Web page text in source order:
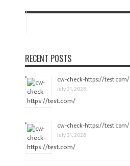
RECENT POSTS
cw-check-https://test.com/
July 31, 2026
cw-check-https://test.com/
July 31, 2026